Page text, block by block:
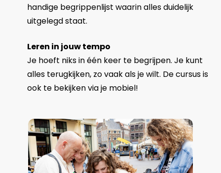
handige begrippenlijst waarin alles duidelijk
uitgelegd staat.
Leren in jouw tempo
Je hoeft niks in één keer te begrijpen. Je kunt
alles terugkijken, zo vaak als je wilt. De cursus is
ook te bekijken via je mobiel!